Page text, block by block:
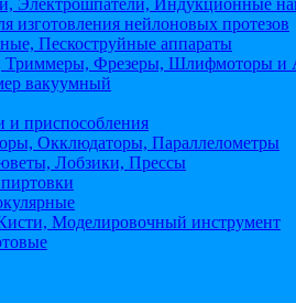
Электрошпатели, Индукционные
изготовления нейлоновых протезов
Пескоструйные аппараты
Фрезеры, Шлифмоторы и
вакуумный
и приспособления
Окклюдаторы, Параллелометры
Лобзики, Прессы
Моделировочный инструмент